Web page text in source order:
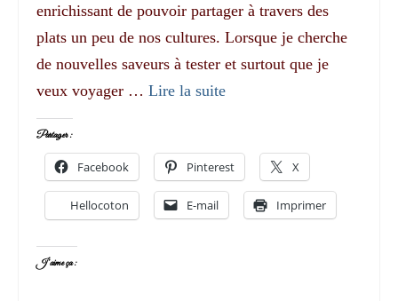
enrichissant de pouvoir partager à travers des
plats un peu de nos cultures. Lorsque je cherche
de nouvelles saveurs à tester et surtout que je
veux voyager … Lire la suite­­
Partager :
Facebook Pinterest X
Hellocoton E-mail Imprimer
J’aime ça :